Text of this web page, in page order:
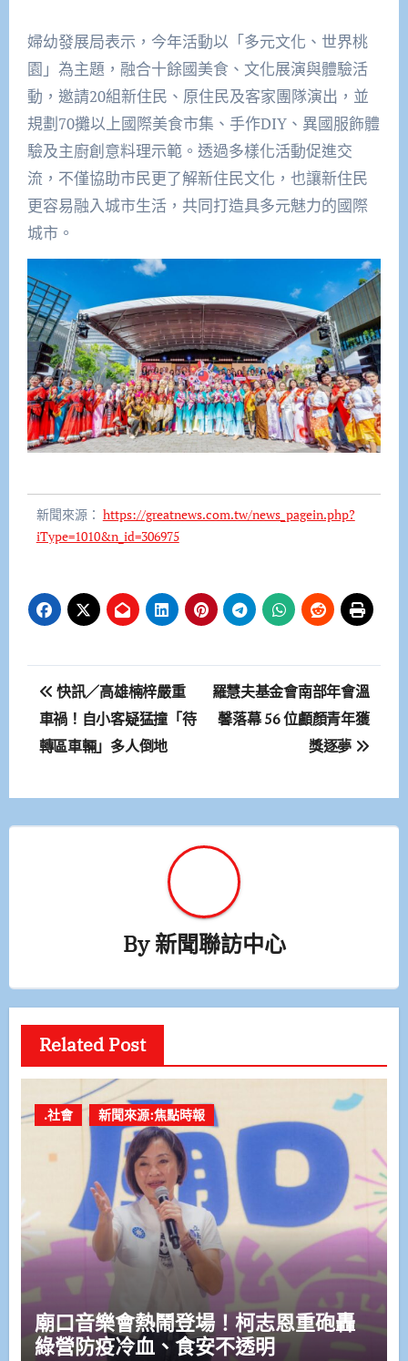
婦幼發展局表示，今年活動以「多元文化、世界桃
園」為主題，融合十餘國美食、文化展演與體驗活
動，邀請20組新住民、原住民及客家團隊演出，並
規劃70攤以上國際美食市集、手作DIY、異國服飾體
驗及主廚創意料理示範。透過多樣化活動促進交
流，不僅協助市民更了解新住民文化，也讓新住民
更容易融入城市生活，共同打造具多元魅力的國際
城市。
新聞來源： https://greatnews.com.tw/news_pagein.php?
iType=1010&n_id=306975
文
章
導
覽
快訊／高雄楠梓嚴重
車禍！自小客疑猛撞「待
轉區車輛」多人倒地
羅慧夫基金會南部年會溫
馨落幕 56 位顱顏青年獲
獎逐夢
By新聞聯訪中心
Related Post
.社會 新聞來源:焦點時報
廟口音樂會熱鬧登場！柯志恩重砲轟
綠營防疫冷血、食安不透明